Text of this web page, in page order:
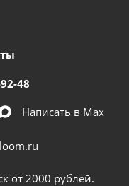
48
Написать в Мах
от 2000 рублей.